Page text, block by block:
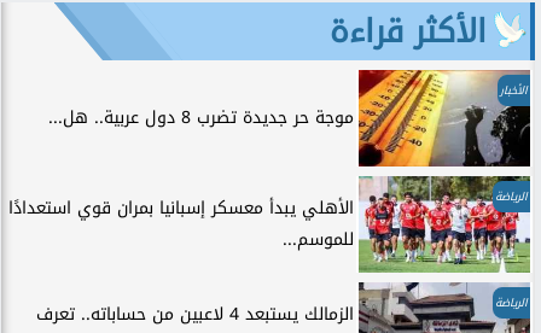
الأكثر قراءة
الأخبار
موجة حر جديدة تضرب 8 دول عربية.. هل...
الرياضة
الأهلي يبدأ معسكر إسبانيا بمران قوي استعدادًا
للموسم...
الرياضة
الزمالك يستبعد 4 لاعبين من حساباته.. تعرف